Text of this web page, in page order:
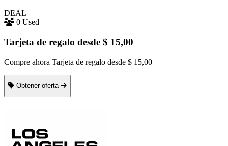
DEAL
0 Used
Tarjeta de regalo desde $ 15,00
Compre ahora Tarjeta de regalo desde $ 15,00
Obtener oferta